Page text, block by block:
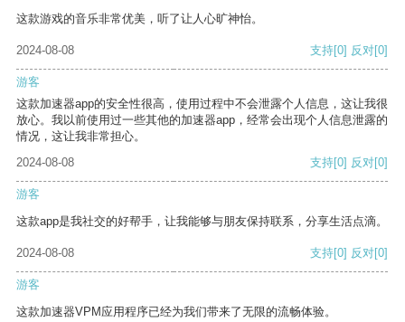
这款游戏的音乐非常优美，听了让人心旷神怡。
2024-08-08 支持[0] 反对[0]
游客
这款加速器app的安全性很高，使用过程中不会泄露个人信息，这让我很
放心。我以前使用过一些其他的加速器app，经常会出现个人信息泄露的
情况，这让我非常担心。
2024-08-08
支持[0] 反对[0]
游客
这款app是我社交的好帮手，让我能够与朋友保持联系，分享生活点滴。
2024-08-08 支持[0] 反对[0]
游客
这款加速器VPM应用程序已经为我们带来了无限的流畅体验。